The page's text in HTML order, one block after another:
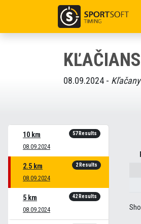
08.09.2024 - Kľačany
10 km
08.09.2024
57 Results
2.5 km
08.09.2024
2 Results
5 km
08.09.2024
42 Results